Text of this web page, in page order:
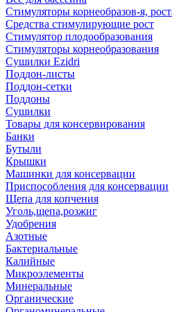
Стимуляторы корнеобразов-я,
Средства стимулирующие рост
Стимулятор плодообразования
Стимуляторы корнеобразования
Сушилки Ezidri
Поддон-листы
Поддон-сетки
Поддоны
Сушилки
Товары для консервирования
Банки
Бутыли
Крышки
Машинки для консервации
Приспособления для консервации
Щепа для копчения
Уголь,щепа,розжиг
Удобрения
Азотные
Бактериальные
Калийные
Микроэлементы
Минеральные
Органические